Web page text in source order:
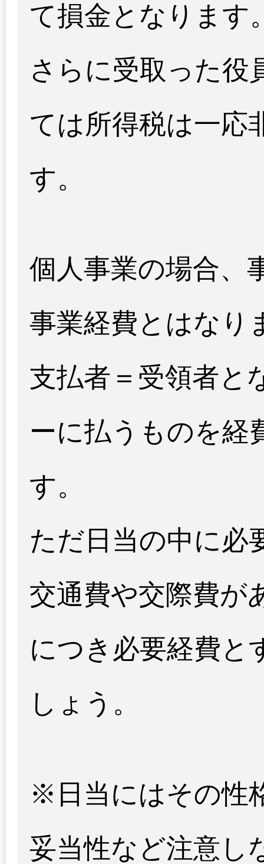
て損金となります
さらに受取った役
ては所得税は一応
す。
個人事業の場合、
事業経費とはなり
支払者＝受領者と
ーに払うものを経
す。
ただ日当の中に必
交通費や交際費が
につき必要経費と
しょう。
※日当にはその性
妥当性など注意し